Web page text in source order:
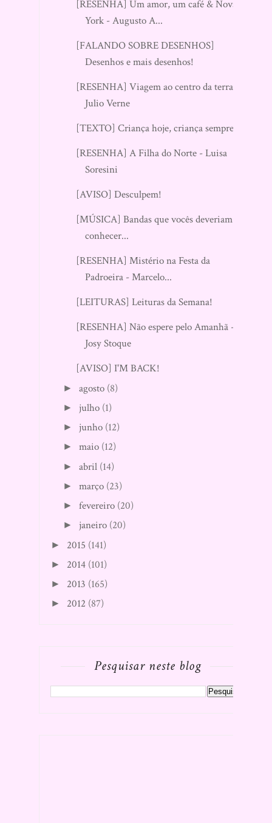
[RESENHA] Um amor, um café & Nova
York - Augusto A...
[FALANDO SOBRE DESENHOS]
Desenhos e mais desenhos!
[RESENHA] Viagem ao centro da terra –
Julio Verne
[TEXTO] Criança hoje, criança sempre!
[RESENHA] A Filha do Norte - Luisa
Soresini
[AVISO] Desculpem!
[MÚSICA] Bandas que vocês deveriam
conhecer...
[RESENHA] Mistério na Festa da
Padroeira - Marcelo...
[LEITURAS] Leituras da Semana!
[RESENHA] Não espere pelo Amanhã -
Josy Stoque
[AVISO] I'M BACK!
►agosto (8)
► julho (1)
► junho (12)
►maio (12)
►abril (14)
►março (23)
►fevereiro (20)
► janeiro (20)
► 2015 (141)
► 2014 (101)
► 2013 (165)
► 2012 (87)
Pesquisar neste blog